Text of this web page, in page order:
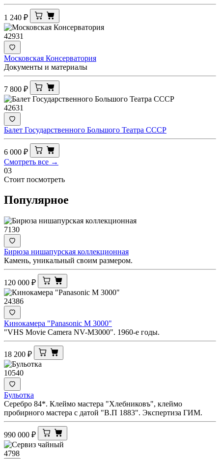
1 240 ₽
42931
Московская Консерватория
Документы и материалы
7 800 ₽
42631
Балет Государственного Большого Театра СССР
6 000 ₽
Смотреть все →
03
Стоит посмотреть
Популярное
7130
Бирюза нишапурская коллекционная
Камень, уникальный своим размером.
120 000 ₽
24386
Кинокамера "Panasonic M 3000"
"VHS Movie Camera NV-M3000". 1960-е годы.
18 200 ₽
10540
Бульотка
Серебро 84*. Клеймо мастера "Хлебниковъ", клеймо
пробирного мастера с датой "В.П 1883". Экспертиза ГИМ.
990 000 ₽
4798